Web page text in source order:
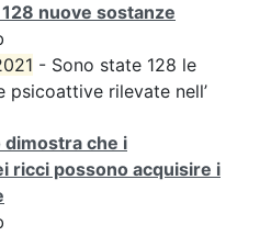
128 nuove sostanze
- Sono state 128 le
psicoattive rilevate nell’
dimostra che i
ricci possono acquisire i